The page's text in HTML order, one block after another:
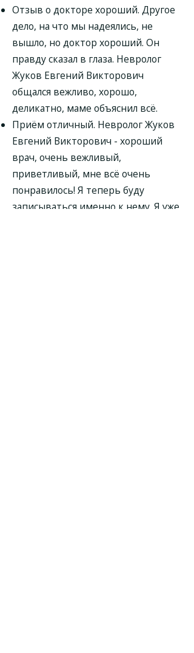
Отзыв о докторе хороший. Другое
дело, на что мы надеялись, не
вышло, но доктор хороший. Он
правду сказал в глаза. Невролог
Жуков Евгений Викторович
общался вежливо, хорошо,
деликатно, маме объяснил всё.
Приём отличный. Невролог Жуков
Евгений Викторович - хороший
врач, очень вежливый,
приветливый, мне всё очень
понравилось! Я теперь буду
записываться именно к нему. Я уже